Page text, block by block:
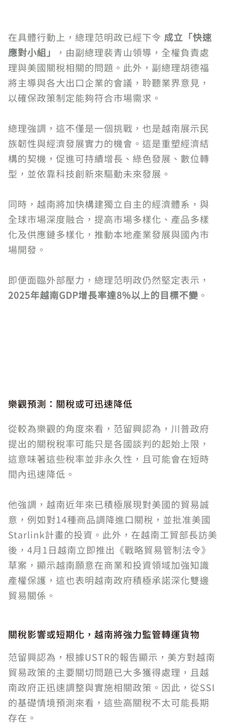
在具體行動上，總理范明政已經下令 成立「快速
應對小組」
，由副總理裴青山領導，全權負責處
理與美國關稅相關的問題。此外，副總理胡德福
將主導與各大出口企業的會議，聆聽業界意見，
以確保政策制定能夠符合市場需求。
總理強調，這不僅是一個挑戰，也是越南展示民
族韌性與經濟發展實力的機會。這是重塑經濟結
構的契機，促進可持續增長、綠色發展、數位轉
型，並依靠科技創新來驅動未來發展。
同時，越南將加快構建獨立自主的經濟體系，與
全球市場深度融合，提高市場多樣化、產品多樣
化及供應鏈多樣化，推動本地產業發展與國內市
場開發。
即便面臨外部壓力，總理范明政仍然堅定表示，
2025年越南GDP增長率達8%以上的目標不變 。
樂觀預測：關稅或可迅速降低
從較為樂觀的角度來看，范留興認為，川普政府
提出的關稅稅率可能只是各國談判的起始上限，
這意味著這些稅率並非永久性，且可能會在短時
間內迅速降低。
他強調，越南近年來已積極展現對美國的貿易誠
意，例如對14種商品調降進口關稅，並批准美國
Starlink計畫的投資。此外，在越南工貿部長訪美
後，4月1日越南立即推出《戰略貿易管制法令》
草案，顯示越南願意在商業和投資領域加強知識
產權保護，這也表明越南政府積極承諾深化雙邊
貿易關係。
關稅影響或短期化，越南將強力監管轉運貨物
范留興認為，根據USTR的報告顯示，美方對越南
貿易政策的主要關切問題已大多獲得處理，且越
南政府正迅速調整與實施相關政策。因此，從SSI
的基礎情境預測來看，這些高關稅不太可能長期
存在。